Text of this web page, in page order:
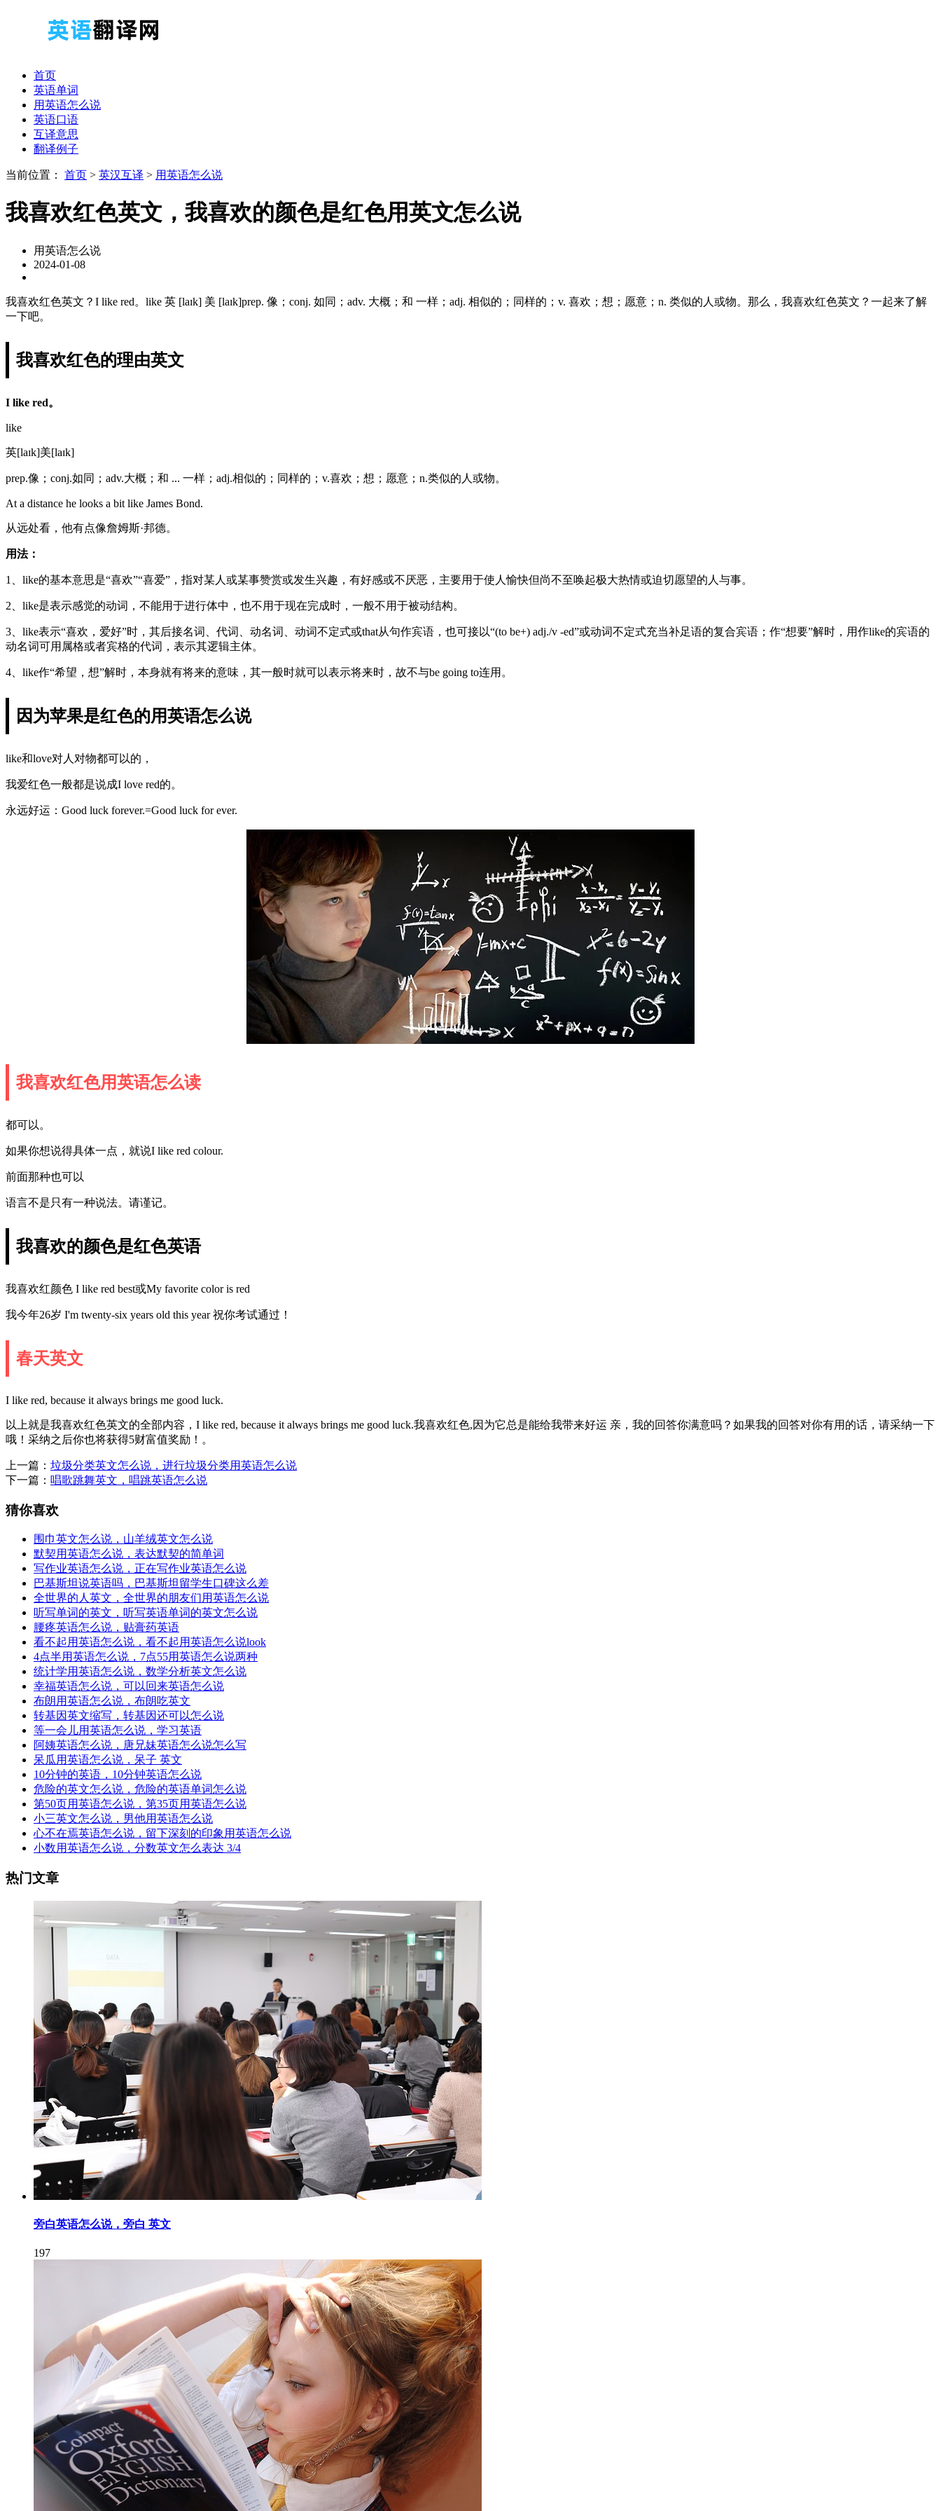
首页
英语单词
用英语怎么说
英语口语
互译意思
翻译例子
当前位置： 首页 > 英汉互译 > 用英语怎么说
我喜欢红色英文，我喜欢的颜色是红色用英文怎么说
用英语怎么说
2024-01-08
我喜欢红色英文？I like red。like 英 [laɪk] 美 [laɪk]prep. 像；conj. 如同；adv. 大概；和 一样；adj. 相似的；同样的；v. 喜欢；想；愿意；n. 类似的人或物。那么，我喜欢红色英文？一起来了解
一下吧。
我喜欢红色的理由英文
I like red。
like
英[laɪk]美[laɪk]
prep.像；conj.如同；adv.大概；和 ... 一样；adj.相似的；同样的；v.喜欢；想；愿意；n.类似的人或物。
At a distance he looks a bit like James Bond.
从远处看，他有点像詹姆斯·邦德。
用法：
1、like的基本意思是“喜欢”“喜爱”，指对某人或某事赞赏或发生兴趣，有好感或不厌恶，主要用于使人愉快但尚不至唤起极大热情或迫切愿望的人与事。
2、like是表示感觉的动词，不能用于进行体中，也不用于现在完成时，一般不用于被动结构。
3、like表示“喜欢，爱好”时，其后接名词、代词、动名词、动词不定式或that从句作宾语，也可接以“(to be+) adj./v -ed”或动词不定式充当补足语的复合宾语；作“想要”解时，用作like的宾语的
动名词可用属格或者宾格的代词，表示其逻辑主体。
4、like作“希望，想”解时，本身就有将来的意味，其一般时就可以表示将来时，故不与be going to连用。
因为苹果是红色的用英语怎么说
like和love对人对物都可以的，
我爱红色一般都是说成I love red的。
永远好运：Good luck forever.=Good luck for ever.
我喜欢红色用英语怎么读
都可以。
如果你想说得具体一点，就说I like red colour.
前面那种也可以
语言不是只有一种说法。请谨记。
我喜欢的颜色是红色英语
我喜欢红颜色 I like red best或My favorite color is red
我今年26岁 I'm twenty-six years old this year 祝你考试通过！
春天英文
I like red, because it always brings me good luck.
以上就是我喜欢红色英文的全部内容，I like red, because it always brings me good luck.我喜欢红色,因为它总是能给我带来好运 亲，我的回答你满意吗？如果我的回答对你有用的话，请采纳一下
哦！采纳之后你也将获得5财富值奖励！。
上一篇： 垃圾分类英文怎么说，进行垃圾分类用英语怎么说
下一篇： 唱歌跳舞英文，唱跳英语怎么说
猜你喜欢
围巾英文怎么说，山羊绒英文怎么说
默契用英语怎么说，表达默契的简单词
写作业英语怎么说，正在写作业英语怎么说
巴基斯坦说英语吗，巴基斯坦留学生口碑这么差
全世界的人英文，全世界的朋友们用英语怎么说
听写单词的英文，听写英语单词的英文怎么说
腰疼英语怎么说，贴膏药英语
看不起用英语怎么说，看不起用英语怎么说look
4点半用英语怎么说，7点55用英语怎么说两种
统计学用英语怎么说，数学分析英文怎么说
幸福英语怎么说，可以回来英语怎么说
布朗用英语怎么说，布朗吃英文
转基因英文缩写，转基因还可以怎么说
等一会儿用英语怎么说，学习英语
阿姨英语怎么说，唐兄妹英语怎么说怎么写
呆瓜用英语怎么说，呆子 英文
10分钟的英语，10分钟英语怎么说
危险的英文怎么说，危险的英语单词怎么说
第50页用英语怎么说，第35页用英语怎么说
小三英文怎么说，男他用英语怎么说
心不在焉英语怎么说，留下深刻的印象用英语怎么说
小数用英语怎么说，分数英文怎么表达 3/4
热门文章
旁白英语怎么说，旁白 英文
197